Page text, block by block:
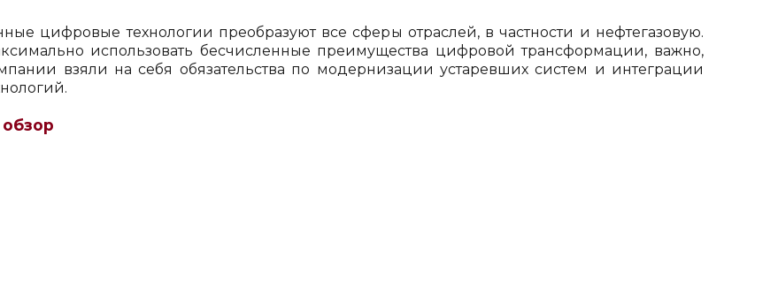
цифровые технологии преобразуют все сферы отраслей, в частности и нефтегазовую.
использовать бесчисленные преимущества цифровой трансформации, важно,
взяли на себя обязательства по модернизации устаревших систем и интеграции